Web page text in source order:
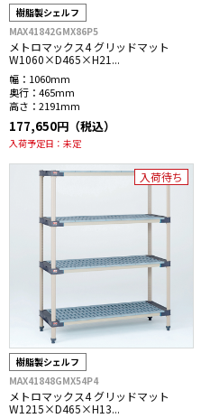
樹脂製シェルフ
MAX41842GMX86P5
メトロマックス4 グリッドマット
W1060×D465×H21...
幅： 1060mm
奥行： 465mm
高さ： 2191mm
177,650円（税込）
入荷予定日： 未定
入荷待ち
樹脂製シェルフ
MAX41848GMX54P4
メトロマックス4 グリッドマット
W1215×D465×H13...